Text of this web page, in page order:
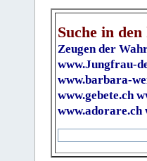
Suche in
Zeugen der
www.Jungfrau-
www.barbara-
www.gebete.ch
www.adorare.ch